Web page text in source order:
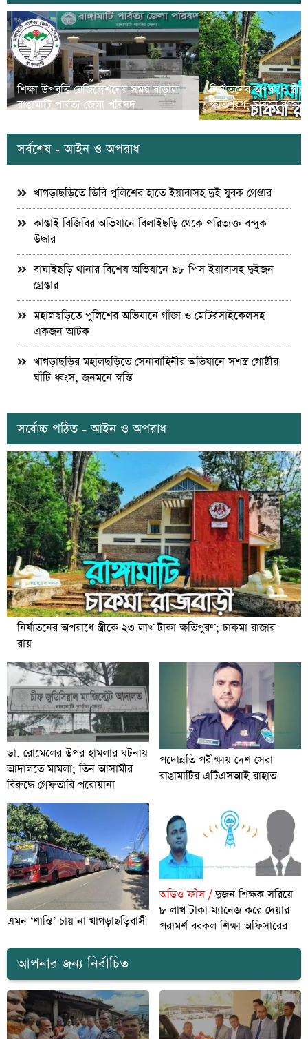
শিক্ষা উপবৃত্তি রেজিস্ট্রেশনের সময় বাড়াল
রাঙামাটি পার্বত্য জেলা পরিষদ
নির্যাতনের অপরাধে
ক্ষতিপুরণ; চাকমা
সর্বশেষ - আইন ও অপরাধ
খাগড়াছড়িতে ডিবি পুলিশের হাতে ইয়াবাসহ দুই যুবক গ্রেপ্তার
কাপ্তাই বিজিবির অভিযানে বিলাইছড়ি থেকে পরিত্যক্ত বন্দুক
উদ্ধার
বাঘাইছড়ি থানার বিশেষ অভিযানে ৯৮ পিস ইয়াবাসহ দুইজন
গ্রেপ্তার
মহালছড়িতে পুলিশের অভিযানে গাঁজা ও মোটরসাইকেলসহ
একজন আটক
খাগড়াছড়ির মহালছড়িতে সেনাবাহিনীর অভিযানে সশস্ত্র গোষ্ঠীর
ঘাঁটি ধ্বংস, জনমনে স্বস্তি
সর্বোচ্চ পঠিত - আইন ও অপরাধ
নির্যাতনের অপরাধে স্ত্রীকে ২৩ লাখ টাকা ক্ষতিপুরণ; চাকমা রাজার
রায়
ডা. রোমেলের উপর হামলার ঘটনায়
আদালতে মামলা; তিন আসামীর
বিরুদ্ধে গ্রেফতারি পরোয়ানা
পদোন্নতি পরীক্ষায় দেশ সেরা
রাঙামাটির এটিএসআই রাহাত
এমন ‘শান্তি’ চায় না খাগড়াছড়িবাসী
অডিও ফাঁস /দুজন শিক্ষক সরিয়ে
৮ লাখ টাকা ম্যানেজ করে দেয়ার
পরামর্শ বরকল শিক্ষা অফিসারের
আপনার জন্য নির্বাচিত